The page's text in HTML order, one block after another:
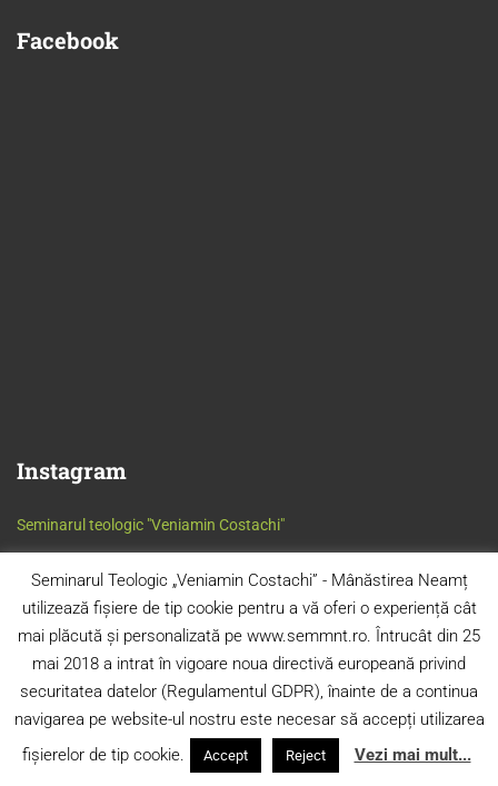
Facebook
Instagram
Seminarul teologic "Veniamin Costachi"
© 2024 S.T.O. „Veniamin Costachi” - Mânăstirea Neamț. Toate
drepturile rezervate.
Seminarul Teologic „Veniamin Costachi” - Mânăstirea Neamț
utilizează fișiere de tip cookie pentru a vă oferi o experiență cât
mai plăcută și personalizată pe www.semmnt.ro. Întrucât din 25
mai 2018 a intrat în vigoare noua directivă europeană privind
securitatea datelor (Regulamentul GDPR), înainte de a continua
navigarea pe website-ul nostru este necesar să accepți utilizarea
fișierelor de tip cookie.
Accept Reject Vezi mai mult...